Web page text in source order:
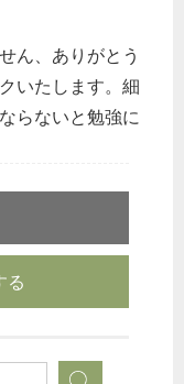
ん、ありがとう
いたします。細
らないと勉強に
る